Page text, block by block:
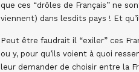
que ces “drôles de Français” ne
viennent) dans lesdits pays ! Et
Peut être faudrait il “exiler” ces
ou y, pour qu’ils voient à quoi
leur demander de choisir entre la